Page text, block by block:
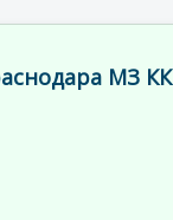
МЗ КК